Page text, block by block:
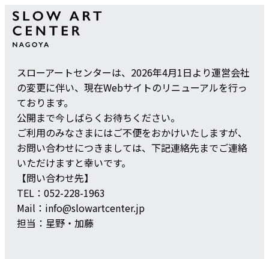
スローアートセンターは、2026年4月1日より運営会社
の変更に伴い、現在Webサイトのリニューアルを行っ
ております。
公開まで今しばらくお待ちください。
ご利用のみなさまにはご不便をおかけいたしますが、
お問い合わせにつきましては、下記連絡先までご連絡
いただけますと幸いです。
【問い合わせ先】
TEL：052-228-1963
Mail：info@slowartcenter.jp
担当：星野・加藤